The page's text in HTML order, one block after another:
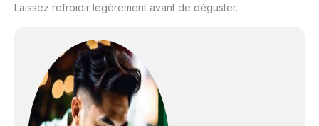
Laissez refroidir légèrement avant de déguster.